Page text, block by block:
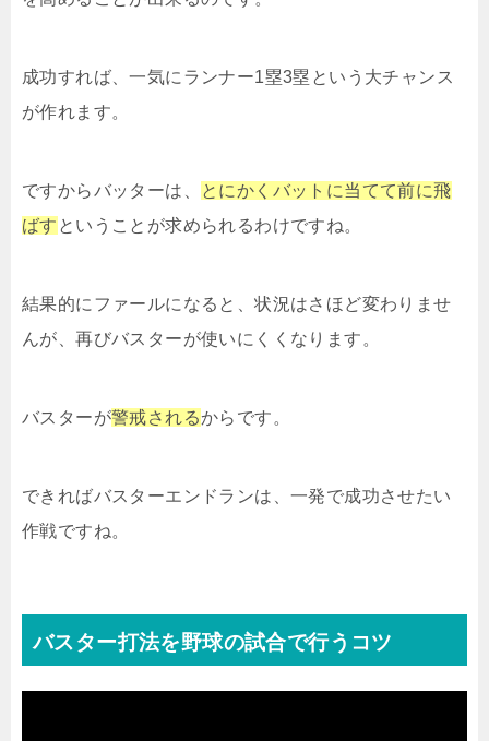
成功すれば、一気にランナー1塁3塁という大チャンス
が作れます。
ですからバッターは、
とにかくバットに当てて前に飛
ばす ということが求められるわけですね。
結果的にファールになると、状況はさほど変わりませ
んが、再びバスターが使いにくくなります。
バスターが警戒されるからです。
できればバスターエンドランは、一発で成功させたい
作戦ですね。
バスター打法を野球の試合で行うコツ